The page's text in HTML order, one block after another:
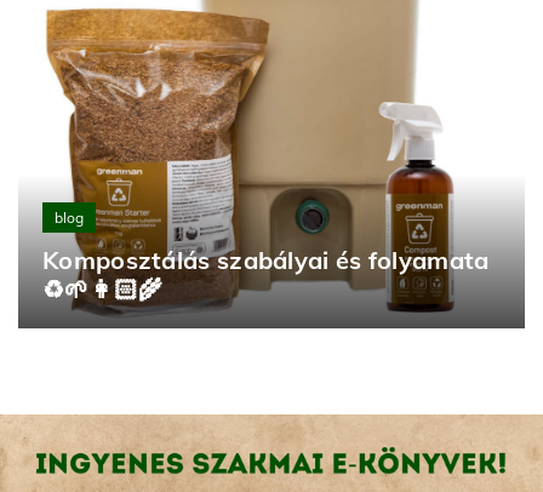
blog
Komposztálás szabályai és folyamata
♻️🌱👩🏻‍🌾